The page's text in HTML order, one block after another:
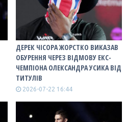
ДЕРЕК ЧІСОРА ЖОРСТКО ВИКАЗАВ
ОБУРЕННЯ ЧЕРЕЗ ВІДМОВУ ЕКС-
ЧЕМПІОНА ОЛЕКСАНДРА УСИКА ВІД
ТИТУЛІВ
2026-07-22 16:44